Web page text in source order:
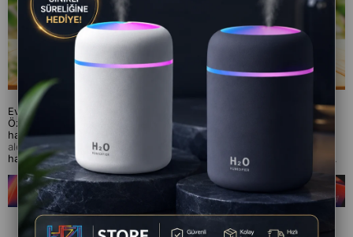
Evinizde temiz ve taze hava solumanın önemini hepimiz biliyoruz.
Özellikle büyük şehirlerde yaşayanlar için bu ihtiyaç daha da belirgin
hale geliyor. Bu noktada, Xiaomi Mi Air Purifier 4 gibi
hava temizleme
aletleri devreye giriyor. Bu cihaz, gelişmiş teknolojisiyle evinizdeki
havayı temizlemeye ve ferah bir atmosfer yaratmaya yardımcı oluyor.